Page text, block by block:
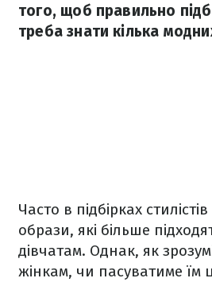
того, щоб правильно
треба знати кілька
Часто в підбірках
образи, які більше
дівчатам. Однак, як
жінкам, чи пасуватиме їм